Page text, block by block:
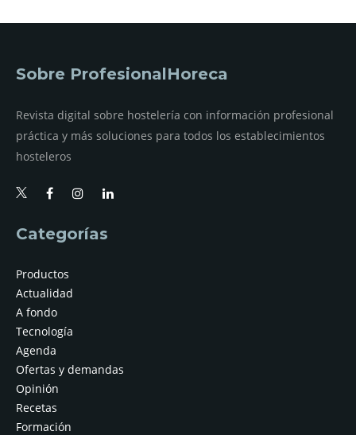
Sobre ProfesionalHoreca
Revista digital sobre hostelería con información profesional
práctica y más soluciones para todos los establecimientos
hosteleros
Categorías
Productos
Actualidad
A fondo
Tecnología
Agenda
Ofertas y demandas
Opinión
Recetas
Formación